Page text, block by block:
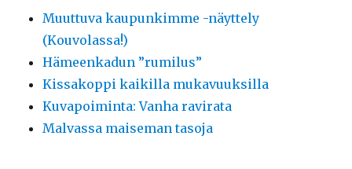
Muuttuva kaupunkimme -näyttely
(Kouvolassa!)
Hämeenkadun ”rumilus”
Kissakoppi kaikilla mukavuuksilla
Kuvapoiminta: Vanha ravirata
Malvassa maiseman tasoja